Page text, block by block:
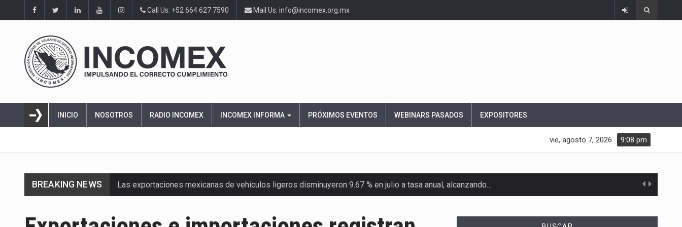
Call Us: +52 664 627 7590 Mail Us: info@incomex.org.mx
INICIO NOSOTROS RADIO INCOMEX INCOMEX INFORMA PRÓXIMOS EVENTOS WEBINARS PASADOS EXPOSITORES
9:08 pm
vie, agosto 7, 2026
BREAKING NEWS Las exportaciones mexicanas de vehículos ligeros disminuyeron 9.67 % en julio a tasa anual, alcanzando…